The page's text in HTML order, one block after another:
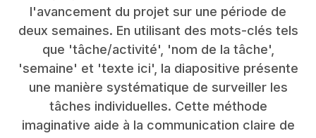
l'avancement du projet sur une période de
deux semaines. En utilisant des mots-clés tels
que 'tâche/activité', 'nom de la tâche',
'semaine' et 'texte ici', la diapositive présente
une manière systématique de surveiller les
tâches individuelles. Cette méthode
imaginative aide à la communication claire de